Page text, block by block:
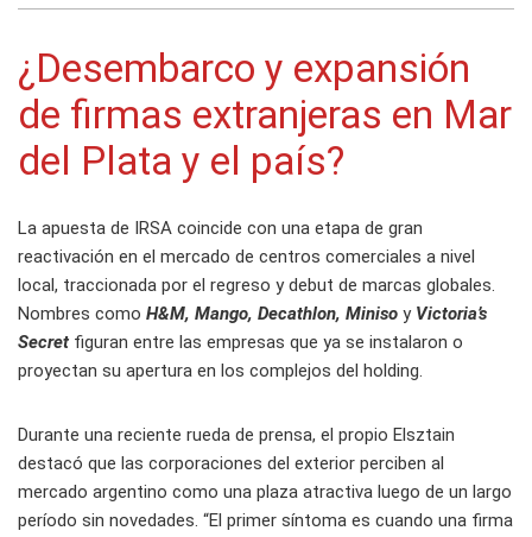
¿Desembarco y expansión
de firmas extranjeras en Mar
del Plata y el país?
La apuesta de IRSA coincide con una etapa de gran
reactivación en el mercado de centros comerciales a nivel
local, traccionada por el regreso y debut de marcas globales.
Nombres como H&M, Mango, Decathlon, Miniso y Victoria’s
Secret figuran entre las empresas que ya se instalaron o
proyectan su apertura en los complejos del holding.
Durante una reciente rueda de prensa, el propio Elsztain
destacó que las corporaciones del exterior perciben al
mercado argentino como una plaza atractiva luego de un largo
período sin novedades. “El primer síntoma es cuando una firma